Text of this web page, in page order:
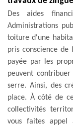
Des aides
Administrations
toiture d'une
pris conscience
payée par les
peuvent
serre. Ainsi, des
place. À côté de
collectivités
vous faites appel